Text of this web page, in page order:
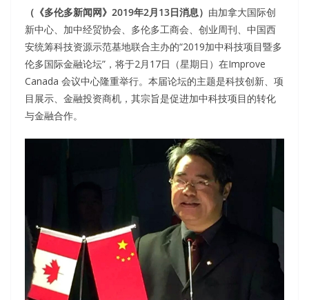
（《多伦多新闻网》2019年2月13日消息） 由加拿大国际创
新中心、加中经贸协会、多伦多工商会、创业周刊、中国西
安统筹科技资源示范基地联合主办的“2019加中科技项目暨多
伦多国际金融论坛”，将于2月17日（星期日）在Improve
Canada 会议中心隆重举行。本届论坛的主题是科技创新、项
目展示、金融投资商机，其宗旨是促进加中科技项目的转化
与金融合作。